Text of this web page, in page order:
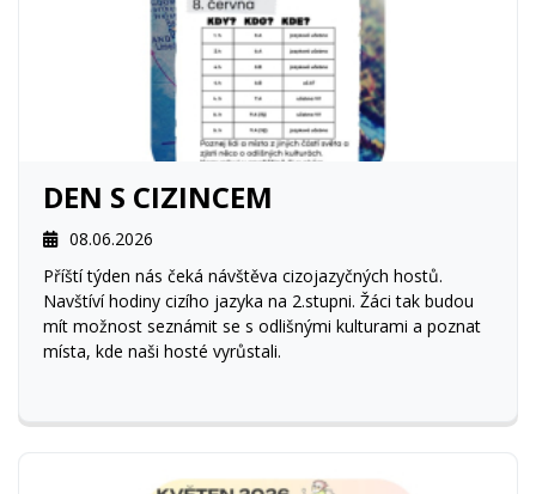
DEN S CIZINCEM
08.06.2026
Příští týden nás čeká návštěva cizojazyčných hostů.
Navštíví hodiny cizího jazyka na 2.stupni. Žáci tak budou
mít možnost seznámit se s odlišnými kulturami a poznat
místa, kde naši hosté vyrůstali.